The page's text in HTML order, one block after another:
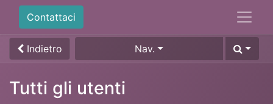
Contattaci
Indietro Nav.
Tutti gli utenti